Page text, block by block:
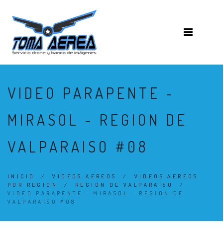
VIDEO PARAPENTE -
MIRASOL - REGION DE
VALPARAISO #08
INICIO /VIDEOS AEREOS / VIDEOS AEREOS
POR REGION
/ REGIÓN DE VALPARAÍSO
/
VIDEO PARAPENTE - MIRASOL - REGION DE
VALPARAISO #08